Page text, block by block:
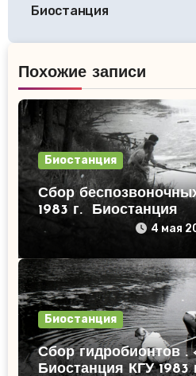
Биостанция
Похожие записи
Биостанция
Сбор
1983 г. Биостанция
4 мая
Биостанция
Сбор гидробионтов .
Биостанция КГУ 1983